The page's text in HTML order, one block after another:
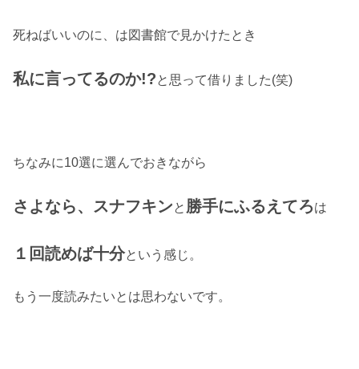
死ねばいいのに、は図書館で見かけたとき
私に言ってるのか!?と思って借りました(笑)
ちなみに10選に選んでおきながら
さよなら、スナフキンと 勝手にふるえてろは
１回読めば十分という感じ。
もう一度読みたいとは思わないです。